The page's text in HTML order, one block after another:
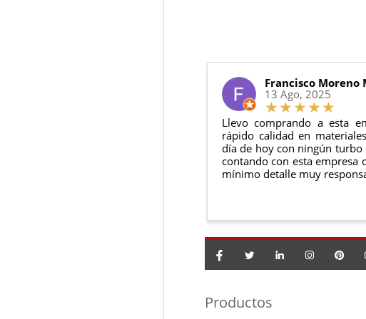
Todas nuestras garantías
El productono debe
Debe devolverse en su
Francisco Moreno
13 Ago, 2025
Llevo comprando a esta
rápido calidad en
día de hoy con ningún turbo
contando con esta empresa
mínimo detalle muy
Productos